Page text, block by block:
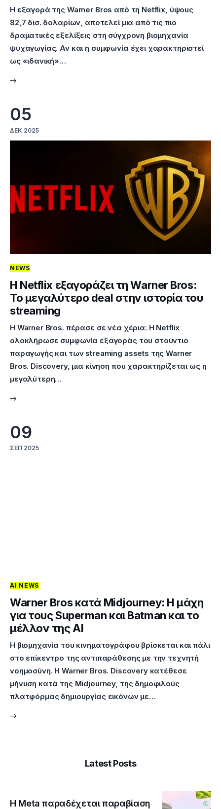
Η εξαγορά της Warner Bros από τη Netflix, ύψους
82,7 δισ. δολαρίων, αποτελεί μια από τις πιο
δραματικές εξελίξεις στη σύγχρονη βιομηχανία
ψυχαγωγίας. Αν και η συμφωνία έχει χαρακτηριστεί
ως «ιδανική»…
05
ΔΕΚ 2025
NEWS
Η Netflix εξαγοράζει τη Warner Bros:
Το μεγαλύτερο deal στην ιστορία του
streaming
Η Warner Bros. πέρασε σε νέα χέρια: Η Netflix
ολοκλήρωσε συμφωνία εξαγοράς του στούντιο
παραγωγής και των streaming assets της Warner
Bros. Discovery, μια κίνηση που χαρακτηρίζεται ως η
μεγαλύτερη…
09
ΣΕΠ 2025
AI NEWS
Warner Bros κατά Midjourney: Η μάχη
για τους Superman και Batman και το
μέλλον της AI
Η βιομηχανία του κινηματογράφου βρίσκεται και πάλι
στο επίκεντρο της αντιπαράθεσης με την τεχνητή
νοημοσύνη. Η Warner Bros. Discovery κατέθεσε
μήνυση κατά της Midjourney, της δημοφιλούς
πλατφόρμας δημιουργίας εικόνων με…
Latest Posts
Η Meta παραδέχεται παραβίαση